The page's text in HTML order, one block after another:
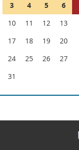
3
4 5 6
10
11 12 13
17
18 19 20
24
25 26 27
31